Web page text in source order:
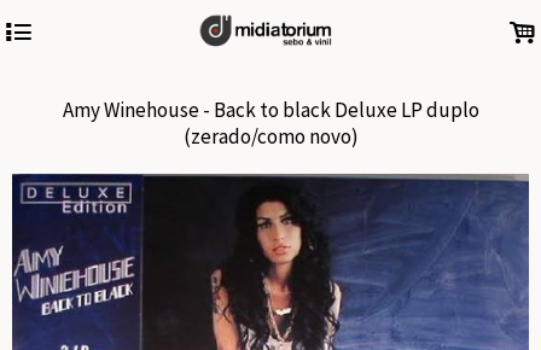
4 .
Amy Winehouse - Back to black Deluxe LP duplo
(zerado/como novo)